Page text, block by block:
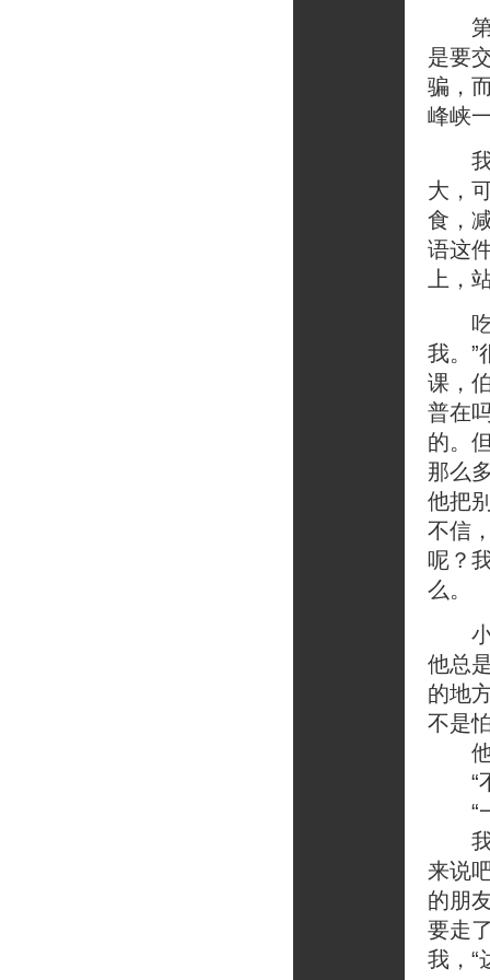
第
是要
骗，
峰峡
我
大，
食，
语这
上，
吃
我。”
课，
普在
的。
那么
他把
不信
呢？
么。
小
他总
的地
不是
他
“不
“一
我
来说
的朋
要走
我，“